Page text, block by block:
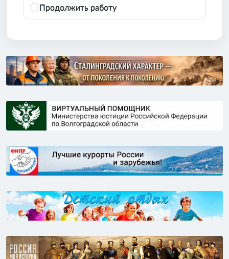
Продолжить работу